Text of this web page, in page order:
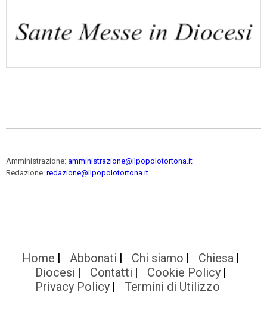
Amministrazione: amministrazione@ilpopolotortona.it
Redazione: redazione@ilpopolotortona.it
Home Abbonati Chi siamo
Chiesa
Diocesi
Contatti
Cookie Policy
Privacy Policy
Termini di Utilizzo